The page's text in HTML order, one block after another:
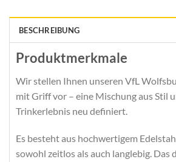
BESCHREIBUNG
Produktmerkmale
Wir stellen Ihnen unseren VfL
mit Griff vor – eine Mischung aus Stil
Trinkerlebnis neu definiert.
Es besteht aus hochwertigem
sowohl zeitlos als auch langlebig. Das